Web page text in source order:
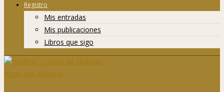
Registro
Mis entradas
Mis publicaciones
Libros que sigo